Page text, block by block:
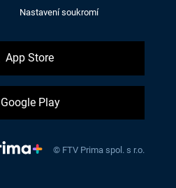
Nastavení soukromí
App Store
Google Play
© FTV Prima spol. s r.o.